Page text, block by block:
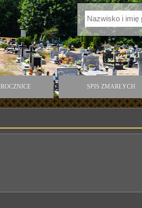
ROCZNICE SPIS ZMARŁYCH